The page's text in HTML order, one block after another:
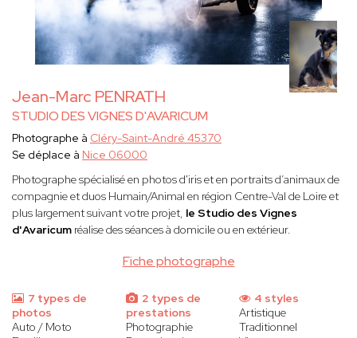
Jean-Marc PENRATH
STUDIO DES VIGNES D'AVARICUM
Fiche photographe
Photographe à Cléry-Saint-André 45370
Se déplace à Nice 06000
Photographe spécialisé en photos d'iris et en portraits d’animaux de
compagnie et duos Humain/Animal en région Centre-Val de Loire et
plus largement suivant votre projet, le Studio des Vignes
d'Avaricum réalise des séances à domicile ou en extérieur.
7 types de
photos
Auto / Moto
2 types de
prestations
Photographie
4 styles
Artistique
Traditionnel